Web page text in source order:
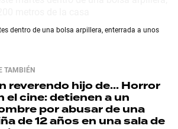
dentro de una bolsa arpillera, enterrada a unos
TAMBIÉN
reverendo hijo de... Horror
el cine: detienen a un
por abusar de una
de 12 años en una sala de